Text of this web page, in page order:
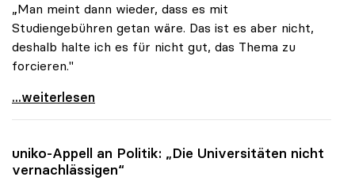
„Man meint dann wieder, dass es mit
Studiengebühren getan wäre. Das ist es aber nicht,
deshalb halte ich es für nicht gut, das Thema zu
forcieren."
Rektoren-Chef: Gebühren-Diskussion lenkt von
...weiterlesen
uniko-Appell an Politik: „Die Universitäten nicht
vernachlässigen“